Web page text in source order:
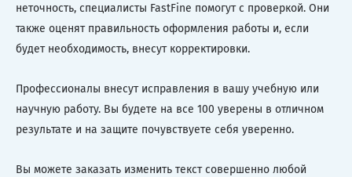
неточность, специалисты FastFine помогут с проверкой. Они
также оценят правильность оформления работы и, если
будет необходимость, внесут корректировки.
Профессионалы внесут исправления в вашу учебную или
научную работу. Вы будете на все 100 уверены в отличном
результате и на защите почувствуете себя уверенно.
Вы можете заказать изменить текст совершенно любой